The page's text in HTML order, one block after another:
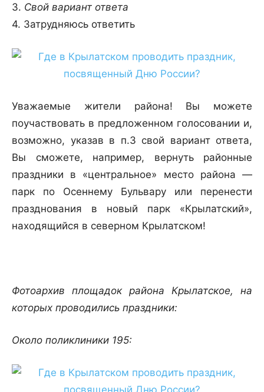
3. Свой вариант ответа
4. Затрудняюсь ответить
Уважаемые жители района! Вы можете
поучаствовать в предложенном голосовании и,
возможно, указав в п.3 свой вариант ответа,
Вы сможете, например, вернуть районные
праздники в «центральное» место района —
парк по Осеннему Бульвару или перенести
празднования в новый парк «Крылатский»,
находящийся в северном Крылатском!
Фотоархив площадок района Крылатское, на
которых проводились праздники:
Около поликлиники 195: